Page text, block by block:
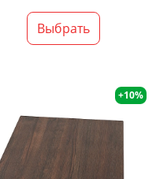
Выбрать
+10%